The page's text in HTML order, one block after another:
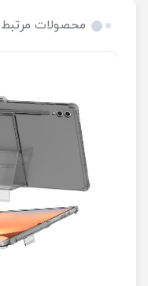
محصولات مرتبط